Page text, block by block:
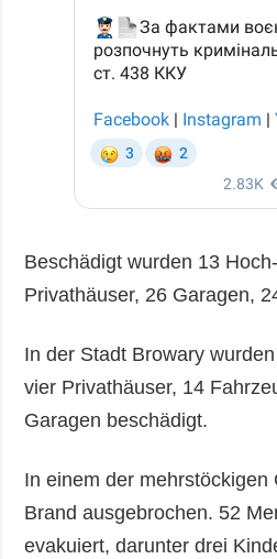
Beschädigt wurden 13
Privathäuser, 26 Garagen,
In der Stadt Browary
vier Privathäuser, 14
Garagen beschädigt.
In einem der mehrstöckigen
Brand ausgebrochen. 52
evakuiert, darunter drei